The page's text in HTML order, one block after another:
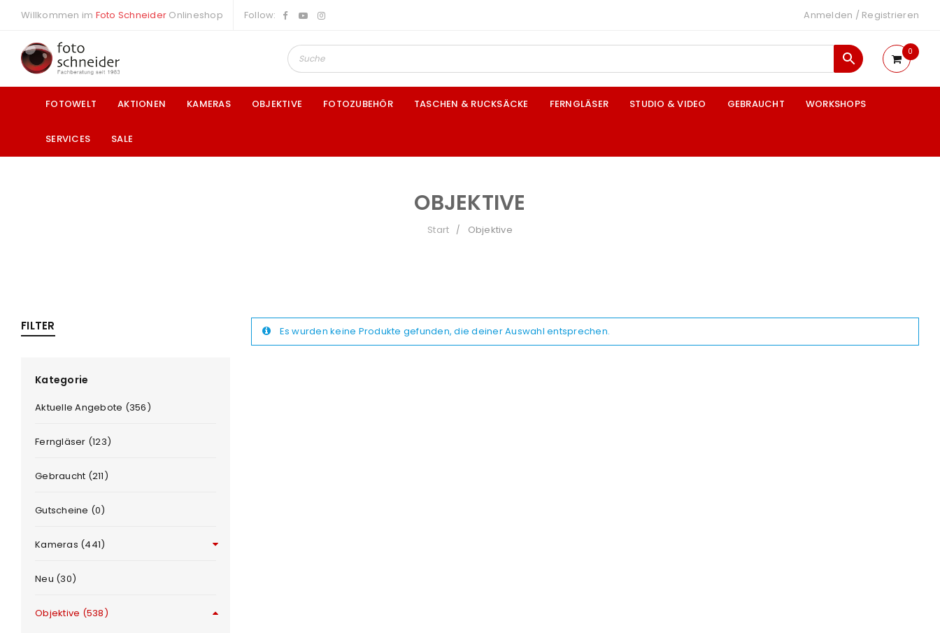
Willkommen im Foto Schneider Onlineshop Follow: Anmelden / Registrieren
0
FOTOWELT AKTIONEN KAMERAS OBJEKTIVE FOTOZUBEHÖR TASCHEN & RUCKSÄCKE FERNGLÄSER STUDIO & VIDEO GEBRAUCHT WORKSHOPS
SERVICES SALE
OBJEKTIVE
Start / Objektive
FILTER
Kategorie
Aktuelle Angebote (356)
Ferngläser (123)
Gebraucht (211)
Gutscheine (0)
Kameras (441)
Neu (30)
Objektive (538)
Es wurden keine Produkte gefunden, die deiner Auswahl entsprechen.